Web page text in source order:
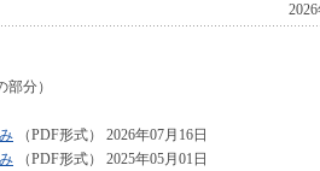
分）
（PDF形式） 2026年07月16日
（PDF形式） 2025年05月01日